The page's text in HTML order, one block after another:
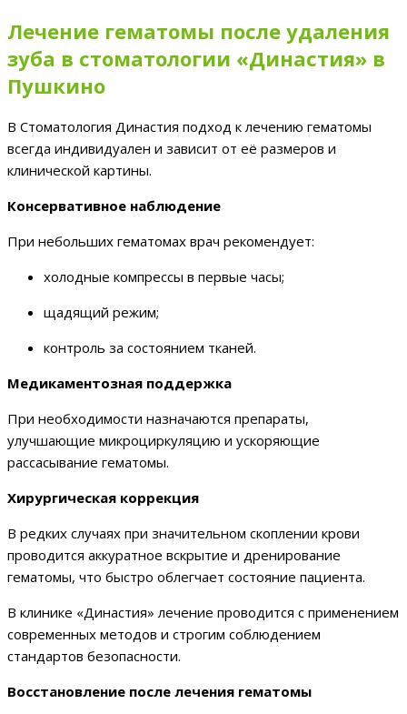
Лечение гематомы после удаления
зуба в стоматологии «Династия» в
Пушкино
В Стоматология Династия подход к лечению гематомы
всегда индивидуален и зависит от её размеров и
клинической картины.
Консервативное наблюдение
При небольших гематомах врач рекомендует:
холодные компрессы в первые часы;
щадящий режим;
контроль за состоянием тканей.
Медикаментозная поддержка
При необходимости назначаются препараты,
улучшающие микроциркуляцию и ускоряющие
рассасывание гематомы.
Хирургическая коррекция
В редких случаях при значительном скоплении крови
проводится аккуратное вскрытие и дренирование
гематомы, что быстро облегчает состояние пациента.
В клинике «Династия» лечение проводится с применением
современных методов и строгим соблюдением
стандартов безопасности.
Восстановление после лечения гематомы